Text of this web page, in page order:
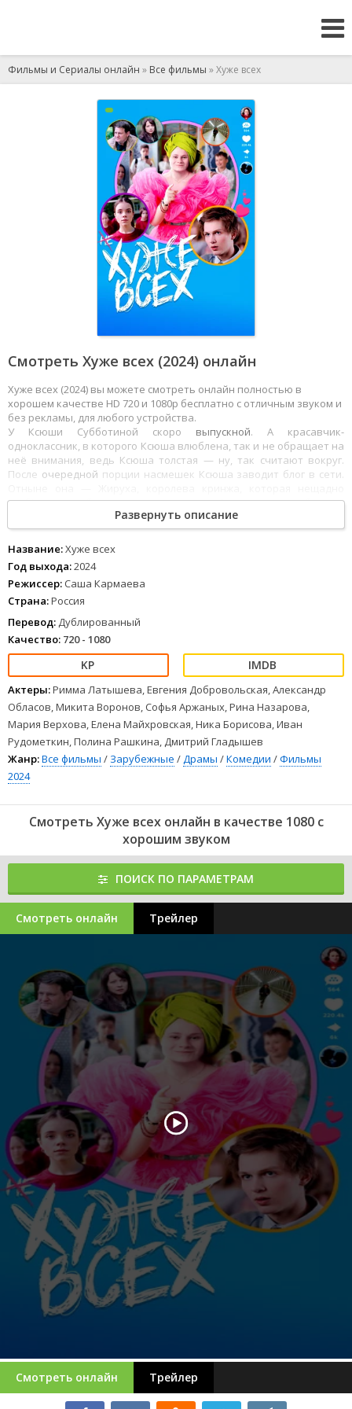
Фильмы и Сериалы онлайн » Все фильмы » Хуже всех
Смотреть Хуже всех (2024) онлайн
Хуже всех (2024) вы можете смотреть онлайн полностью в
хорошем качестве HD 720 и 1080p бесплатно с отличным звуком и
без рекламы, для любого устройства.
У Ксюши Субботиной скоро выпускной. А красавчик-
одноклассник, в которого Ксюша влюблена, так и не обращает на
неё внимания, ведь Ксюша толстая — ну, так считают вокруг.
После очередной порции насмешек Ксюша заводит блог в сети.
стебёт сама себя, а заодно и весь мир. Слава приходит быстро:
сначала это прикольно, потом ещё прикольнее, а что дальше?
1 234 5 6 78
Развернуть описание
Название:Хуже всех
Год выхода:2024
Режиссер: Саша Кармаева
Страна:Россия
Перевод: Дублированный
Качество: 720 - 1080
Актеры:Римма Латышева, Евгения Добровольская, Александр
Обласов, Микита Воронов, Софья Аржаных, Рина Назарова,
Мария Верхова, Елена Майхровская, Ника Борисова, Иван
Рудометкин, Полина Рашкина, Дмитрий Гладышев
Жанр:Все фильмы / Зарубежные /Драмы /Комедии /Фильмы
2024
Смотреть Хуже всех онлайн в качестве 1080 с
хорошим звуком
ПОИСК ПО ПАРАМЕТРАМ
Смотреть онлайн Трейлер
Смотреть онлайн Трейлер